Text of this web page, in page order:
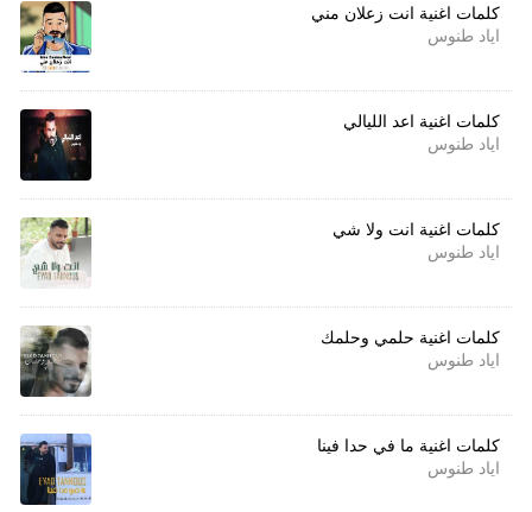
كلمات اغنية انت زعلان مني
اياد طنوس
كلمات اغنية اعد الليالي
اياد طنوس
كلمات اغنية انت ولا شي
اياد طنوس
كلمات اغنية حلمي وحلمك
اياد طنوس
كلمات اغنية ما في حدا فينا
اياد طنوس